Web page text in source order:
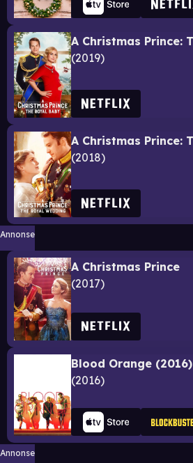
2019
2018
Annonse
A Christmas Prince
2017
Blood Orange (2016)
2016
Annonse